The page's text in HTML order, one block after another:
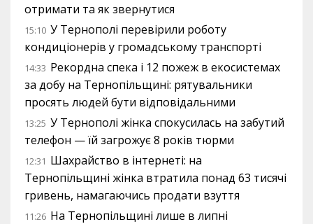
отримати та як звернутися
15:10 У Тернополі перевірили роботу
кондиціонерів у громадському транспорті
14:33 Рекордна спека і 12 пожеж в екосистемах
за добу на Тернопільщині: рятувальники
просять людей бути відповідальними
13:25 У Тернополі жінка спокусилась на забутий
телефон — їй загрожує 8 років тюрми
12:31 Шахрайство в інтернеті: на
Тернопільщині жінка втратила понад 63 тисячі
гривень, намагаючись продати взуття
11:26 На Тернопільщині лише в липні